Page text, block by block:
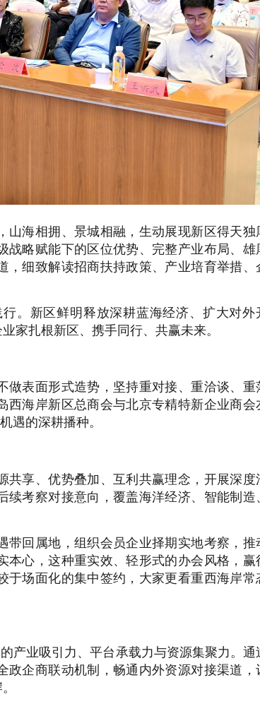
山海相拥、景城相融，生动展现新区得天独
战略赋能下的区位优势、完整产业布局、雄
，细致解读招商扶持政策、产业培育举措、
。新区鲜明释放深耕蓝海经济、扩大对外
家扎根新区、携手同行、共赢未来。
表面形式造势，坚持重对接、重洽谈、重
海岸新区总商会与北京专精特新企业商会
遇的深耕播种。
享、优势叠加、互利共赢理念，开展深度
考察对接意向，覆盖海洋经济、智能制造
回属地，组织会员企业择期实地考察，推
本心，这种重实效、轻形式的办会风格，赢
场面化的集中签约，大家更看重西海岸常
产业吸引力、平台承载力与资源集聚力。通
企商联动机制，畅通内外资源对接渠道，